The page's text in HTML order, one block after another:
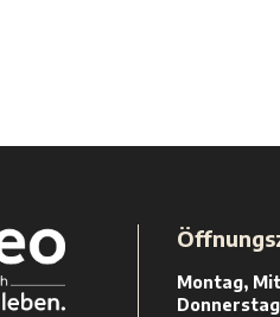
Montag,